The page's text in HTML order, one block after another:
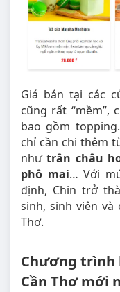
Giá bán tại các
cũng rất “mềm”,
bao gồm
chỉ cần chi thêm
nhưtrân châu
phô mai… Với
định, Chin trở
sinh, sinh viên
Thơ.
Chương trình
Cần Thơ mới